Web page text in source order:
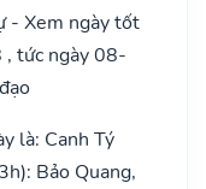
- Xem ngày tốt
tức ngày 08-
là: Canh Tý
Bảo Quang,